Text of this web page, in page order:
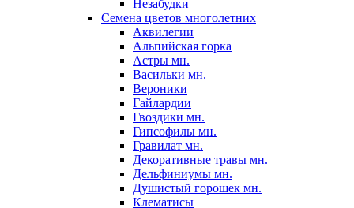
Незабудки
Семена цветов многолетних
Аквилегии
Альпийская горка
Астры мн.
Васильки мн.
Вероники
Гайлардии
Гвоздики мн.
Гипсофилы мн.
Гравилат мн.
Декоративные травы мн.
Дельфиниумы мн.
Душистый горошек мн.
Клематисы